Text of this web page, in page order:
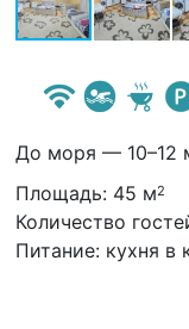
До моря — 10–12
Площадь: 45 м2
Количество
Питание: кухня в